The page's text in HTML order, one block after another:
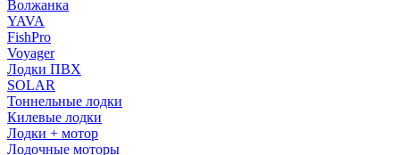
Волжанка
YAVA
FishPro
Voyager
Лодки ПВХ
SOLAR
Тоннельные лодки
Килевые лодки
Лодки + мотор
Лодочные моторы